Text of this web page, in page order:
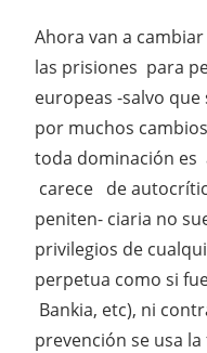
Ahora van a
las prisiones para
europeas -salvo que
por muchos
toda dominación
carece de
peniten- ciaria no
privilegios de
perpetua como si
Bankia, etc), ni
prevención se usa